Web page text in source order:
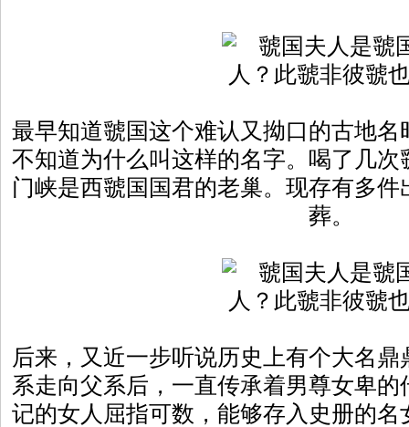
最早知道虢国这个难认又拗口的古地
不知道为什么叫这样的名字。喝了几
门峡是西虢国国君的老巢。现存有多
葬。
后来，又近一步听说历史上有个大名
系走向父系后，一直传承着男尊女卑
记的女人屈指可数，能够存入史册的